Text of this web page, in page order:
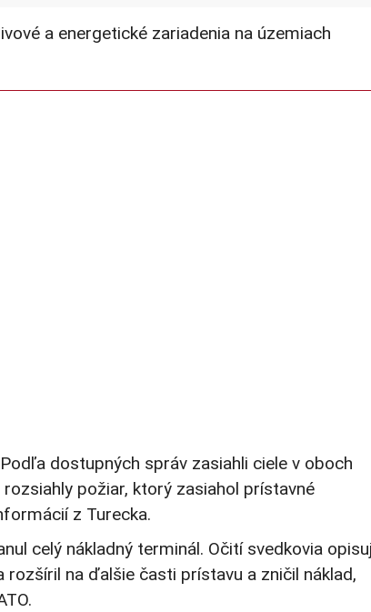
a energetické zariadenia na územiach
dostupných správ zasiahli ciele v oboch
požiar, ktorý zasiahol prístavné
z Turecka.
celý nákladný terminál. Očití svedkovia
rozšíril na ďalšie časti prístavu a zničil náklad,